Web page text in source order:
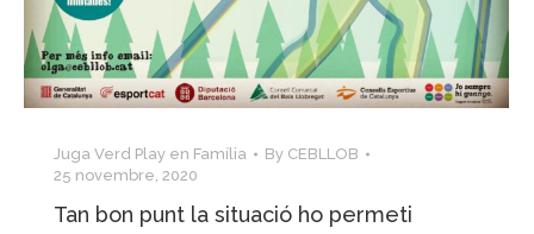
Juga Verd Play en Família By CEBLLOB
25 novembre, 2020
Tan bon punt la situació ho permeti